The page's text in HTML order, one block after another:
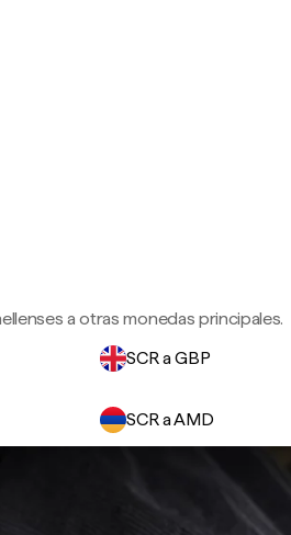
a otras monedas principales.
SCR a GBP
SCR a AMD